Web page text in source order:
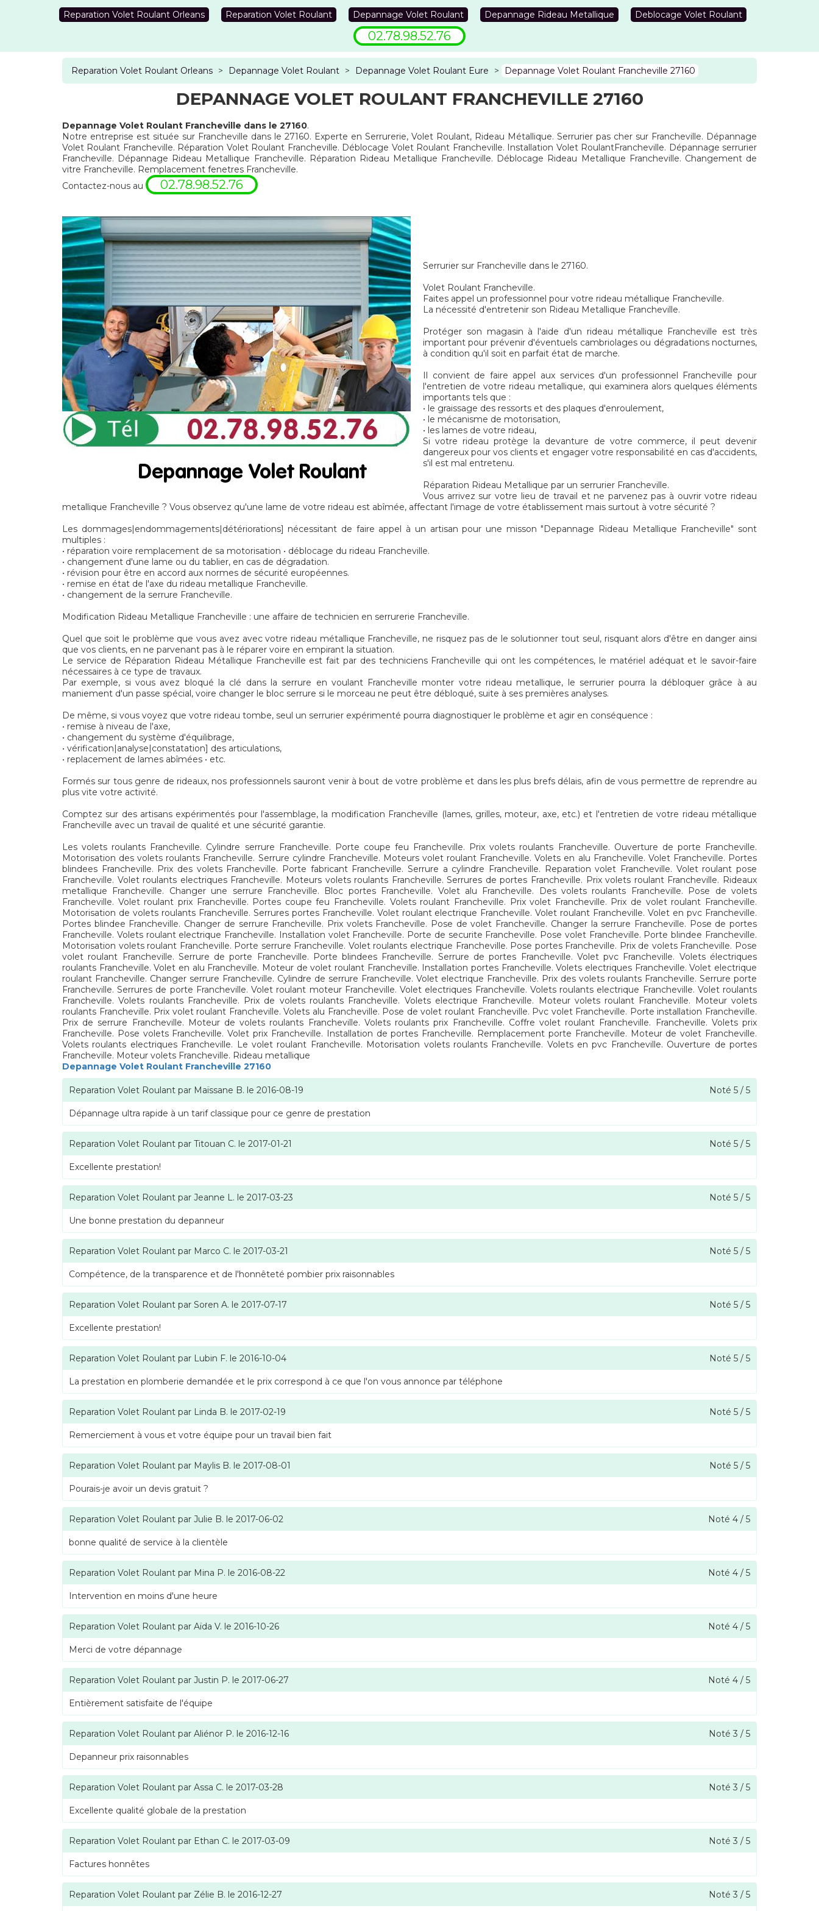
Reparation Volet Roulant Orleans Reparation Volet Roulant Depannage Volet Roulant Depannage Rideau Metallique Deblocage Volet Roulant
02.78.98.52.76
Reparation Volet Roulant Orleans > Depannage Volet Roulant > Depannage Volet Roulant Eure > Depannage Volet Roulant Francheville 27160
DEPANNAGE VOLET ROULANT FRANCHEVILLE 27160
Depannage Volet Roulant Francheville dans le 27160.
Notre entreprise est située sur Francheville dans le 27160. Experte en Serrurerie, Volet Roulant, Rideau Métallique. Serrurier pas cher sur Francheville. Dépannage
Volet Roulant Francheville. Réparation Volet Roulant Francheville. Déblocage Volet Roulant Francheville. Installation Volet RoulantFrancheville. Dépannage serrurier
Francheville. Dépannage Rideau Metallique Francheville. Réparation Rideau Metallique Francheville. Déblocage Rideau Metallique Francheville. Changement de
vitre Francheville. Remplacement fenetres Francheville.
Contactez-nous au
02.78.98.52.76
Serrurier sur Francheville dans le 27160.
Volet Roulant Francheville.
Faites appel un professionnel pour votre rideau métallique Francheville.
La nécessité d'entretenir son Rideau Metallique Francheville.
Protéger son magasin à l'aide d'un rideau métallique Francheville est très
important pour prévenir d'éventuels cambriolages ou dégradations nocturnes,
à condition qu'il soit en parfait état de marche.
Il convient de faire appel aux services d'un professionnel Francheville pour
l'entretien de votre rideau metallique, qui examinera alors quelques éléments
importants tels que :
• le graissage des ressorts et des plaques d'enroulement,
• le mécanisme de motorisation,
• les lames de votre rideau,
Si votre rideau protège la devanture de votre commerce, il peut devenir
dangereux pour vos clients et engager votre responsabilité en cas d'accidents,
s'il est mal entretenu.
Réparation Rideau Metallique par un serrurier Francheville.
Vous arrivez sur votre lieu de travail et ne parvenez pas à ouvrir votre rideau
metallique Francheville ? Vous observez qu'une lame de votre rideau est abîmée, affectant l'image de votre établissement mais surtout à votre sécurité ?
Les dommages|endommagements|détériorations] nécessitant de faire appel à un artisan pour une misson "Depannage Rideau Metallique Francheville" sont
multiples :
• réparation voire remplacement de sa motorisation • déblocage du rideau Francheville.
• changement d'une lame ou du tablier, en cas de dégradation.
• révision pour être en accord aux normes de sécurité européennes.
• remise en état de l'axe du rideau metallique Francheville.
• changement de la serrure Francheville.
Modification Rideau Metallique Francheville : une affaire de technicien en serrurerie Francheville.
Quel que soit le problème que vous avez avec votre rideau métallique Francheville, ne risquez pas de le solutionner tout seul, risquant alors d'être en danger ainsi
que vos clients, en ne parvenant pas à le réparer voire en empirant la situation.
Le service de Réparation Rideau Métallique Francheville est fait par des techniciens Francheville qui ont les compétences, le matériel adéquat et le savoir-faire
nécessaires à ce type de travaux.
Par exemple, si vous avez bloqué la clé dans la serrure en voulant Francheville monter votre rideau metallique, le serrurier pourra la débloquer grâce à au
maniement d'un passe spécial, voire changer le bloc serrure si le morceau ne peut être débloqué, suite à ses premières analyses.
De même, si vous voyez que votre rideau tombe, seul un serrurier expérimenté pourra diagnostiquer le problème et agir en conséquence :
• remise à niveau de l'axe,
• changement du système d'équilibrage,
• vérification|analyse|constatation] des articulations,
• replacement de lames abîmées • etc.
Formés sur tous genre de rideaux, nos professionnels sauront venir à bout de votre problème et dans les plus brefs délais, afin de vous permettre de reprendre au
plus vite votre activité.
Comptez sur des artisans expérimentés pour l'assemblage, la modification Francheville (lames, grilles, moteur, axe, etc.) et l'entretien de votre rideau métallique
Francheville avec un travail de qualité et une sécurité garantie.
Les volets roulants Francheville. Cylindre serrure Francheville. Porte coupe feu Francheville. Prix volets roulants Francheville. Ouverture de porte Francheville.
Motorisation des volets roulants Francheville. Serrure cylindre Francheville. Moteurs volet roulant Francheville. Volets en alu Francheville. Volet Francheville. Portes
blindees Francheville. Prix des volets Francheville. Porte fabricant Francheville. Serrure a cylindre Francheville. Reparation volet Francheville. Volet roulant pose
Francheville. Volet roulants electriques Francheville. Moteurs volets roulants Francheville. Serrures de portes Francheville. Prix volets roulant Francheville. Rideaux
metallique Francheville. Changer une serrure Francheville. Bloc portes Francheville. Volet alu Francheville. Des volets roulants Francheville. Pose de volets
Francheville. Volet roulant prix Francheville. Portes coupe feu Francheville. Volets roulant Francheville. Prix volet Francheville. Prix de volet roulant Francheville.
Motorisation de volets roulants Francheville. Serrures portes Francheville. Volet roulant electrique Francheville. Volet roulant Francheville. Volet en pvc Francheville.
Portes blindee Francheville. Changer de serrure Francheville. Prix volets Francheville. Pose de volet Francheville. Changer la serrure Francheville. Pose de portes
Francheville. Volets roulant electrique Francheville. Installation volet Francheville. Porte de securite Francheville. Pose volet Francheville. Porte blindee Francheville.
Motorisation volets roulant Francheville. Porte serrure Francheville. Volet roulants electrique Francheville. Pose portes Francheville. Prix de volets Francheville. Pose
volet roulant Francheville. Serrure de porte Francheville. Porte blindees Francheville. Serrure de portes Francheville. Volet pvc Francheville. Volets électriques
roulants Francheville. Volet en alu Francheville. Moteur de volet roulant Francheville. Installation portes Francheville. Volets electriques Francheville. Volet electrique
roulant Francheville. Changer serrure Francheville. Cylindre de serrure Francheville. Volet electrique Francheville. Prix des volets roulants Francheville. Serrure porte
Francheville. Serrures de porte Francheville. Volet roulant moteur Francheville. Volet electriques Francheville. Volets roulants electrique Francheville. Volet roulants
Francheville. Volets roulants Francheville. Prix de volets roulants Francheville. Volets electrique Francheville. Moteur volets roulant Francheville. Moteur volets
roulants Francheville. Prix volet roulant Francheville. Volets alu Francheville. Pose de volet roulant Francheville. Pvc volet Francheville. Porte installation Francheville.
Prix de serrure Francheville. Moteur de volets roulants Francheville. Volets roulants prix Francheville. Coffre volet roulant Francheville. Francheville. Volets prix
Francheville. Pose volets Francheville. Volet prix Francheville. Installation de portes Francheville. Remplacement porte Francheville. Moteur de volet Francheville.
Volets roulants electriques Francheville. Le volet roulant Francheville. Motorisation volets roulants Francheville. Volets en pvc Francheville. Ouverture de portes
Francheville. Moteur volets Francheville. Rideau metallique
Depannage Volet Roulant Francheville 27160
Reparation Volet Roulant par Maïssane B. le 2016-08-19 Noté 5 / 5
Dépannage ultra rapide à un tarif classique pour ce genre de prestation
Reparation Volet Roulant par Titouan C. le 2017-01-21 Noté 5 / 5
Excellente prestation!
Reparation Volet Roulant par Jeanne L. le 2017-03-23 Noté 5 / 5
Une bonne prestation du depanneur
Reparation Volet Roulant par Marco C. le 2017-03-21 Noté 5 / 5
Compétence, de la transparence et de l'honnêteté pombier prix raisonnables
Reparation Volet Roulant par Soren A. le 2017-07-17 Noté 5 / 5
Excellente prestation!
Reparation Volet Roulant par Lubin F. le 2016-10-04 Noté 5 / 5
La prestation en plomberie demandée et le prix correspond à ce que l'on vous annonce par téléphone
Reparation Volet Roulant par Linda B. le 2017-02-19 Noté 5 / 5
Remerciement à vous et votre équipe pour un travail bien fait
Reparation Volet Roulant par Maylis B. le 2017-08-01 Noté 5 / 5
Pourais-je avoir un devis gratuit ?
Reparation Volet Roulant par Julie B. le 2017-06-02 Noté 4 / 5
bonne qualité de service à la clientèle
Reparation Volet Roulant par Mina P. le 2016-08-22 Noté 4 / 5
Intervention en moins d'une heure
Reparation Volet Roulant par Aïda V. le 2016-10-26 Noté 4 / 5
Merci de votre dépannage
Reparation Volet Roulant par Justin P. le 2017-06-27 Noté 4 / 5
Entièrement satisfaite de l'équipe
Reparation Volet Roulant par Aliénor P. le 2016-12-16 Noté 3 / 5
Depanneur prix raisonnables
Reparation Volet Roulant par Assa C. le 2017-03-28 Noté 3 / 5
Excellente qualité globale de la prestation
Reparation Volet Roulant par Ethan C. le 2017-03-09 Noté 3 / 5
Factures honnêtes
Reparation Volet Roulant par Zélie B. le 2016-12-27 Noté 3 / 5